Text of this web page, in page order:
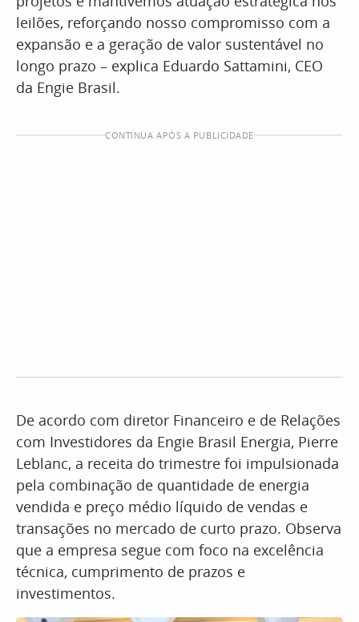
leilões, reforçando nosso compromisso com a
expansão e a geração de valor sustentável no
longo prazo – explica Eduardo Sattamini, CEO
da Engie Brasil.
CONTINUA APÓS A PUBLICIDADE
De acordo com diretor Financeiro e de Relações
com Investidores da Engie Brasil Energia, Pierre
Leblanc, a receita do trimestre foi impulsionada
pela combinação de quantidade de energia
vendida e preço médio líquido de vendas e
transações no mercado de curto prazo. Observa
que a empresa segue com foco na excelência
técnica, cumprimento de prazos e
investimentos.